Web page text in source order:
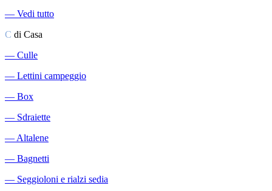
― Vedi tutto
C di Casa
― Culle
― Lettini campeggio
― Box
― Sdraiette
―Altalene
― Bagnetti
― Seggioloni e rialzi sedia